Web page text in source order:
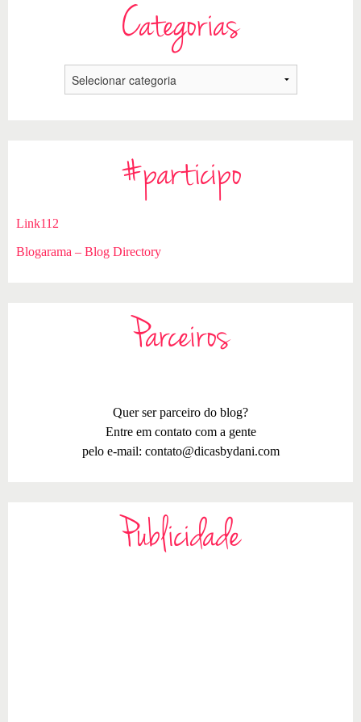
Categorias
#participo
Link112
Blogarama – Blog Directory
Parceiros
Quer ser parceiro do blog?
Entre em contato com a gente
pelo e-mail: contato@dicasbydani.com
Publicidade